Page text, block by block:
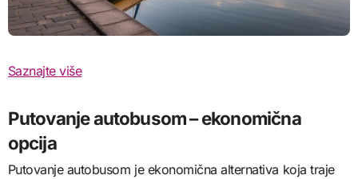
Saznajte više
Putovanje autobusom – ekonomična
opcija
Putovanje autobusom je ekonomična alternativa koja traje